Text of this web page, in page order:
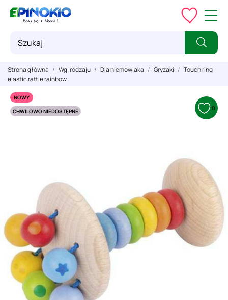
Strona główna Wg. rodzaju Dla niemowlaka Gryzaki
Touch ring
elastic rattle rainbow
NOWY
CHWILOWO NIEDOSTĘPNE
0